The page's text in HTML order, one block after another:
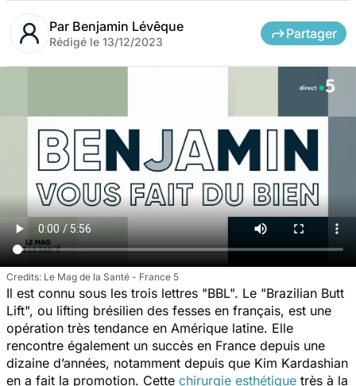
Par Benjamin Lévêque
Rédigé le 13/12/2023
Partager
Le Mag de la Santé - France 5
Il est connu sous les trois lettres "BBL". Le "Brazilian Butt
Lift", ou lifting brésilien des fesses en français, est une
opération très tendance en Amérique latine. Elle
rencontre également un succès en France depuis une
dizaine d’années, notamment depuis que Kim Kardashian
en a fait la promotion. Cette chirurgie esthétique très à la